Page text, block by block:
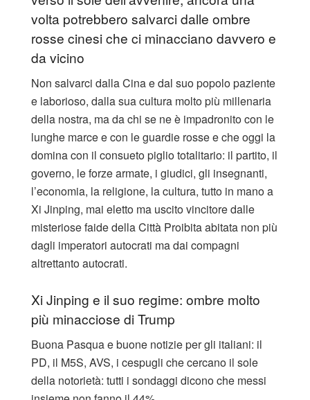
volta potrebbero salvarci dalle ombre
rosse cinesi che ci minacciano davvero e
da vicino
Non salvarci dalla Cina e dal suo popolo paziente
e laborioso, dalla sua cultura molto più millenaria
della nostra, ma da chi se ne è impadronito con le
lunghe marce e con le guardie rosse e che oggi la
domina con il consueto piglio totalitario: il partito, il
governo, le forze armate, i giudici, gli insegnanti,
l’economia, la religione, la cultura, tutto in mano a
Xi Jinping, mai eletto ma uscito vincitore dalle
misteriose faide della Città Proibita abitata non più
dagli imperatori autocrati ma dai compagni
altrettanto autocrati.
Xi Jinping e il suo regime: ombre molto
più minacciose di Trump
Buona Pasqua e buone notizie per gli italiani: il
PD, il M5S, AVS, i cespugli che cercano il sole
della notorietà: tutti i sondaggi dicono che messi